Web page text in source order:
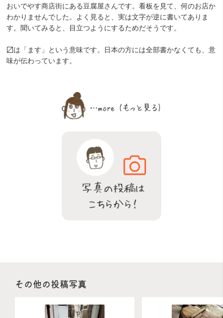
おいでやす商店街にある豆腐屋さんです。看板を見て、何のお店か
わかりませんでした。よく見ると、実は文字が逆に書いてありま
す。聞いてみると、目立つようにするためだそうです。
〼は「ます」という意味です。日本の方には全部書かなくても、意
味が伝わっています。
その他の投稿写真